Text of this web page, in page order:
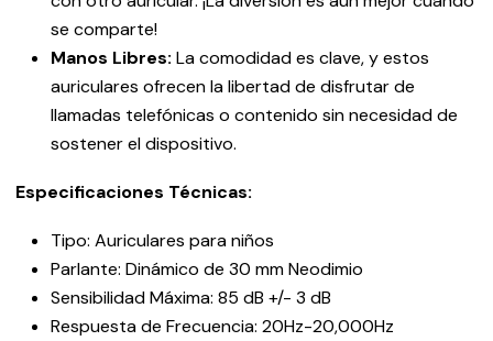
se comparte!
Manos Libres: La comodidad es clave, y estos
auriculares ofrecen la libertad de disfrutar de
llamadas telefónicas o contenido sin necesidad de
sostener el dispositivo.
Especificaciones Técnicas:
Tipo: Auriculares para niños
Parlante: Dinámico de 30 mm Neodimio
Sensibilidad Máxima: 85 dB +/- 3 dB
Respuesta de Frecuencia: 20Hz-20,000Hz